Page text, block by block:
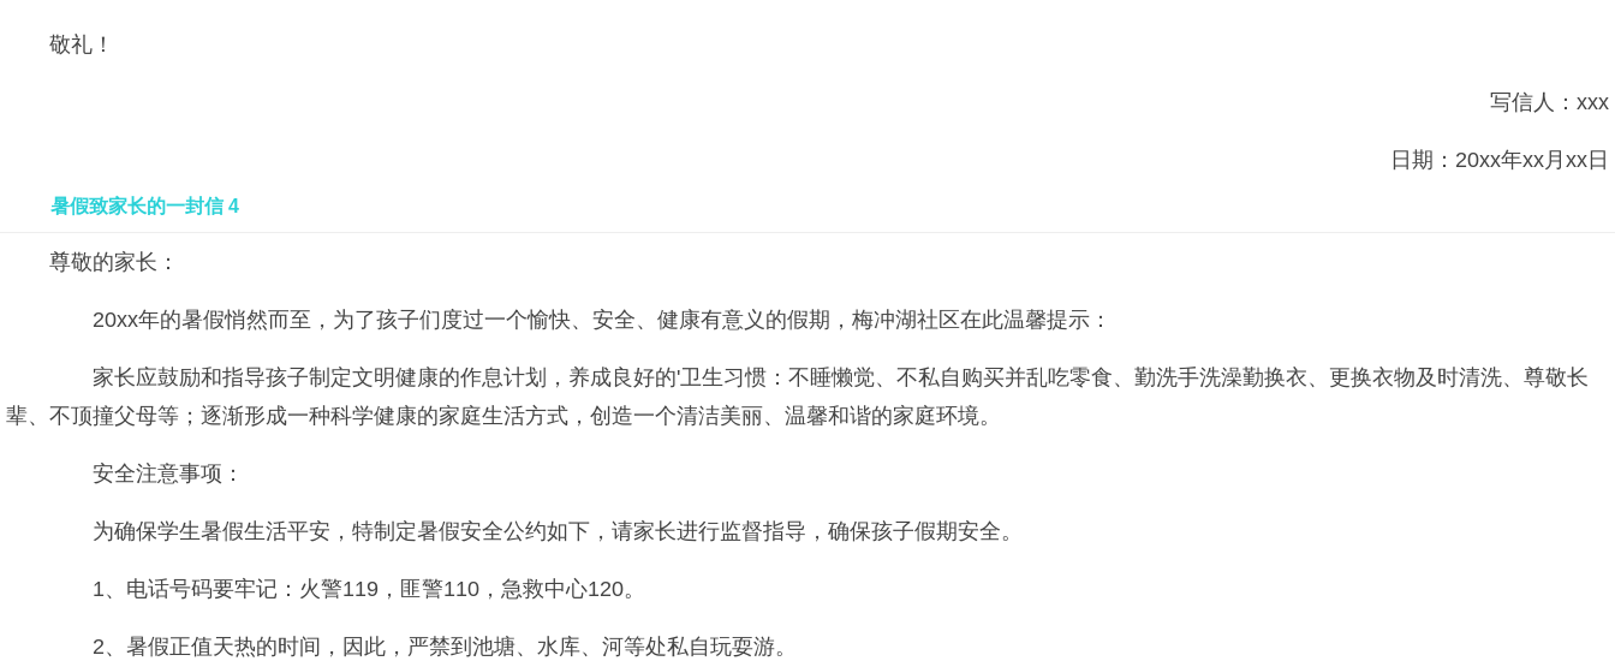
敬礼！
写信人：xxx
日期：20xx年xx月xx日
暑假致家长的一封信 4
尊敬的家长：
20xx年的暑假悄然而至，为了孩子们度过一个愉快、安全、健康有意义的假期，梅冲湖社区在此温馨提示：
家长应鼓励和指导孩子制定文明健康的作息计划，养成良好的'卫生习惯：不睡懒觉、不私自购买并乱吃零食、勤洗手洗澡勤换衣、更换衣物及时清洗、尊敬长
辈、不顶撞父母等；逐渐形成一种科学健康的家庭生活方式，创造一个清洁美丽、温馨和谐的家庭环境。
安全注意事项：
为确保学生暑假生活平安，特制定暑假安全公约如下，请家长进行监督指导，确保孩子假期安全。
1、电话号码要牢记：火警119，匪警110，急救中心120。
2、暑假正值天热的时间，因此，严禁到池塘、水库、河等处私自玩耍游。